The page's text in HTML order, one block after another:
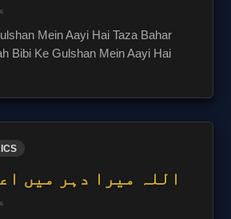
Mein Aayi Hai Taza Bahar
Bibi Ke Gulshan Mein Aayi Hai
اللہ میرا دہر میں